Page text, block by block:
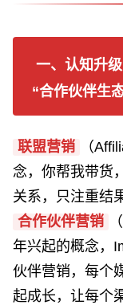
一、认知升
“合作伙伴生
联盟营销
（
念，你帮我带货
关系，只注重结
合作伙伴营销
年兴起的概念，
伙伴营销，每个
起成长，让每个